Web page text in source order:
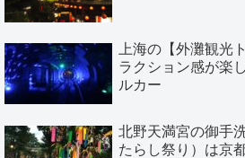
上海の【外灘観光
ラクション感が楽
ルカー
北野天満宮の御手
たらし祭り）は京